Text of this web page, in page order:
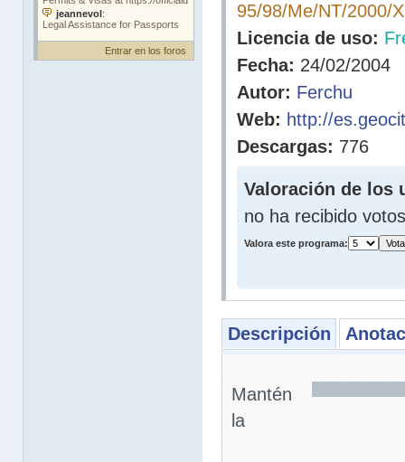
Entrar en los foros
95/98/Me/NT/2000/
Licencia de uso:
Fecha: 24/02/2004
Autor: Ferchu
Web: http://
Descargas: 776
Valoración de los
no ha recibido votos
Valora este programa:
Descripción
Mantén
la